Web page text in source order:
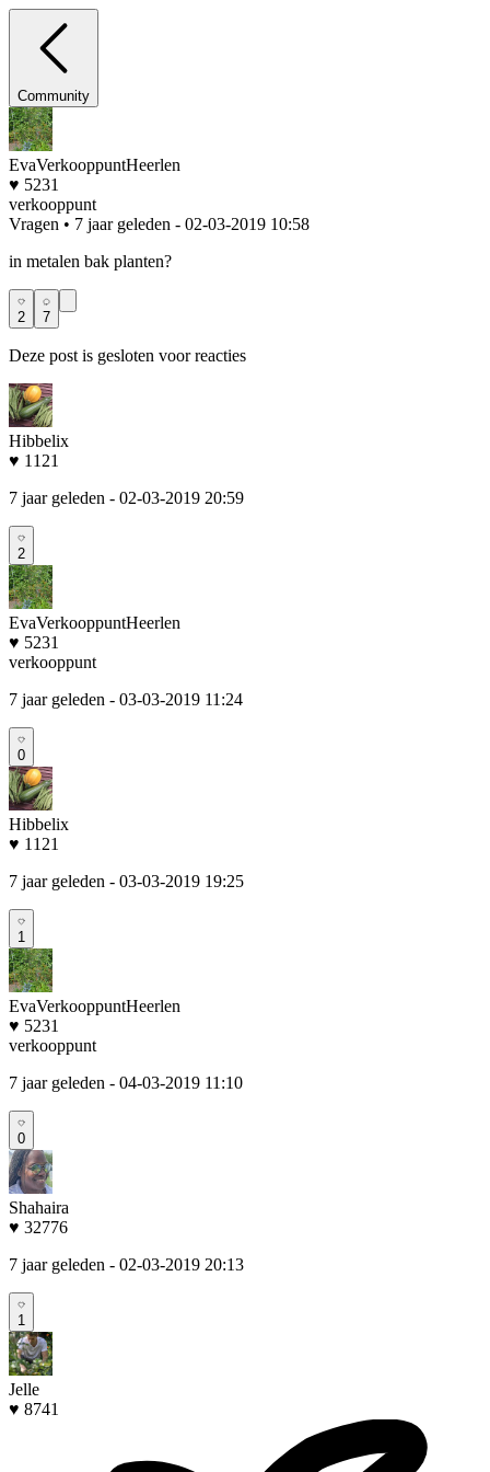
Community
EvaVerkooppuntHeerlen
♥ 5231
verkooppunt
Vragen • 7 jaar geleden - 02-03-2019 10:58
in metalen bak planten?
2 7
Deze post is gesloten voor reacties
Hibbelix
♥ 1121
7 jaar geleden - 02-03-2019 20:59
2
EvaVerkooppuntHeerlen
♥ 5231
verkooppunt
7 jaar geleden - 03-03-2019 11:24
0
Hibbelix
♥ 1121
7 jaar geleden - 03-03-2019 19:25
1
EvaVerkooppuntHeerlen
♥ 5231
verkooppunt
7 jaar geleden - 04-03-2019 11:10
0
Shahaira
♥ 32776
7 jaar geleden - 02-03-2019 20:13
1
Jelle
♥ 8741